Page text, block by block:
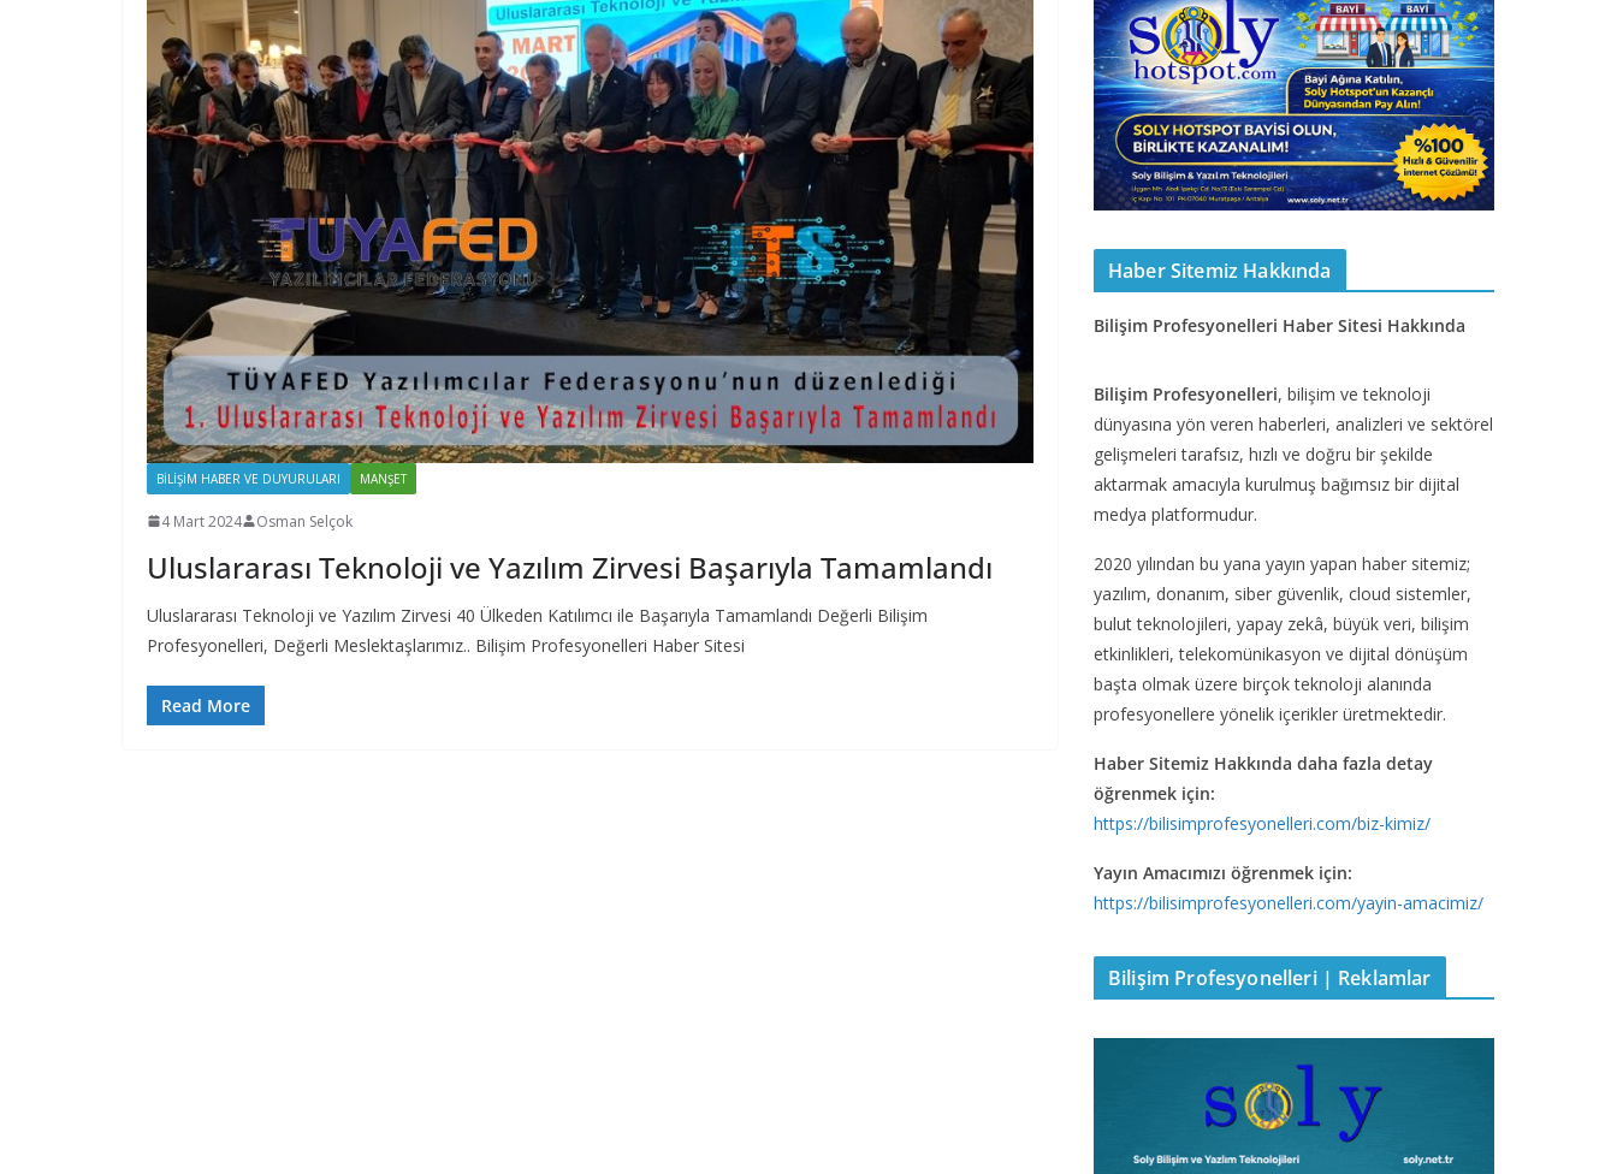
BILIŞIM HABER VE DUYURULARI MANŞET
4 Mart 2024 Osman Selçok
Uluslararası Teknoloji ve Yazılım Zirvesi Başarıyla Tamamlandı
Uluslararası Teknoloji ve Yazılım Zirvesi 40 Ülkeden Katılımcı ile Başarıyla Tamamlandı Değerli Bilişim
Profesyonelleri, Değerli Meslektaşlarımız.. Bilişim Profesyonelleri Haber Sitesi
Read More
Haber Sitemiz Hakkında
Bilişim Profesyonelleri Haber Sitesi Hakkında
Bilişim Profesyonelleri, bilişim ve teknoloji
dünyasına yön veren haberleri, analizleri ve sektörel
gelişmeleri tarafsız, hızlı ve doğru bir şekilde
aktarmak amacıyla kurulmuş bağımsız bir dijital
medya platformudur.
2020 yılından bu yana yayın yapan haber sitemiz;
yazılım, donanım, siber güvenlik, cloud sistemler,
bulut teknolojileri, yapay zekâ, büyük veri, bilişim
etkinlikleri, telekomünikasyon ve dijital dönüşüm
başta olmak üzere birçok teknoloji alanında
profesyonellere yönelik içerikler üretmektedir.
Haber Sitemiz Hakkında daha fazla detay
öğrenmek için:
https://bilisimprofesyonelleri.com/biz-kimiz/
Yayın Amacımızı öğrenmek için:
https://bilisimprofesyonelleri.com/yayin-amacimiz/
Bilişim Profesyonelleri | Reklamlar